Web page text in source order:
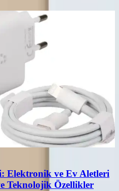
Elektronik ve Ev Aletleri
Teknolojik Özellikler